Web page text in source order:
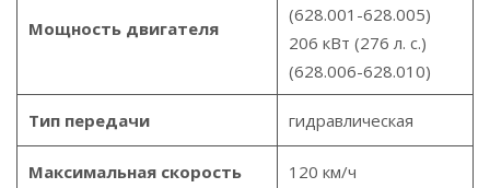
Мощность двигателя
(628.001-628.005)
206 кВт (276 л. с.)
(628.006-628.010)
Тип передачи гидравлическая
Максимальная скорость 120 км/ч